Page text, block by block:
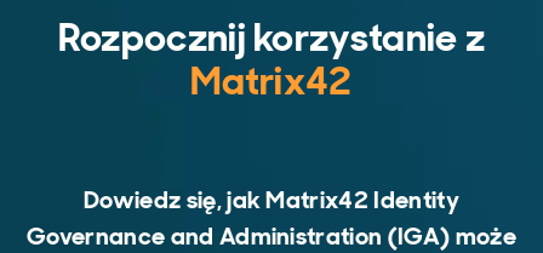
Rozpocznij korzystanie z
Matrix42
Dowiedz się, jak Matrix42 Identity
Governance and Administration (IGA) może